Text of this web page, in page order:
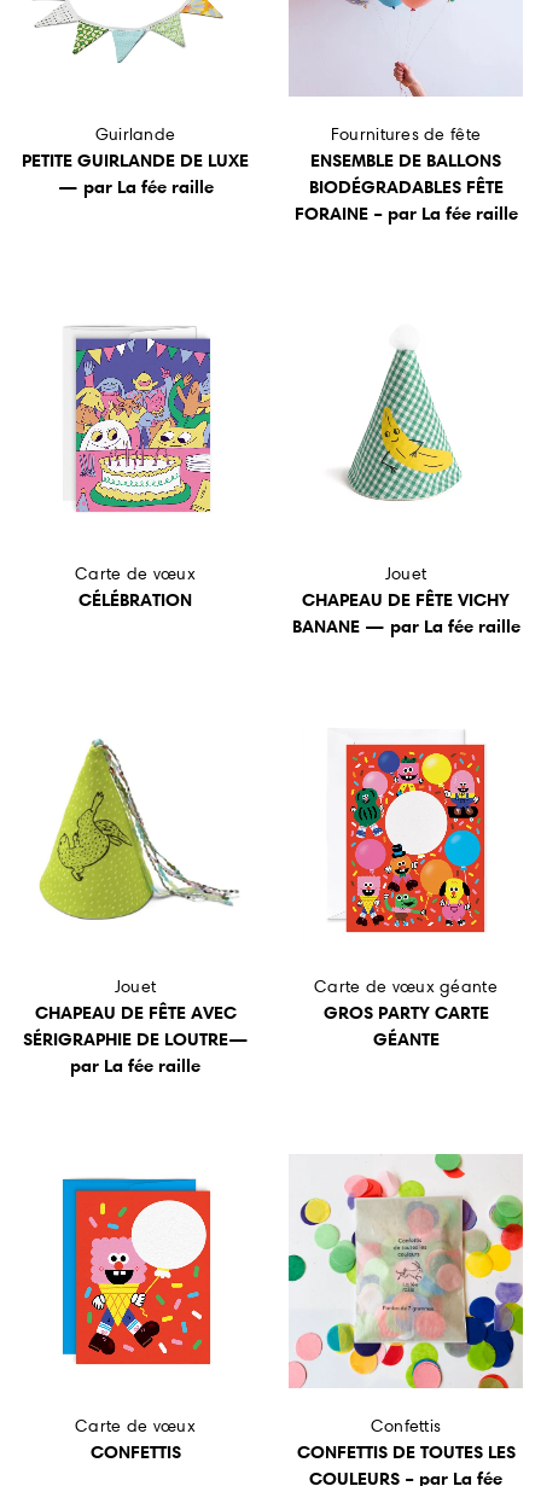
Guirlande
PETITE GUIRLANDE DE LUXE
— par La fée raille
Fournitures de fête
ENSEMBLE DE BALLONS
BIODÉGRADABLES FÊTE
FORAINE – par La fée raille
Carte de vœux
CÉLÉBRATION
Jouet
CHAPEAU DE FÊTE VICHY
BANANE — par La fée raille
Jouet
CHAPEAU DE FÊTE AVEC
SÉRIGRAPHIE DE LOUTRE—
par La fée raille
Carte de vœux géante
GROS PARTY CARTE
GÉANTE
Carte de vœux
CONFETTIS
Confettis
CONFETTIS DE TOUTES LES
COULEURS – par La fée